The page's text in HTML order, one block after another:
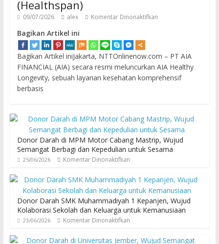
(Healthspan)
09/07/2026 alex Komentar Dinonaktifkan
Bagikan Artikel ini
Bagikan Artikel iniJakarta, NTTOnlinenow.com – PT AIA
FINANCIAL (AIA) secara resmi meluncurkan AIA Healthy
Longevity, sebuah layanan kesehatan komprehensif
berbasis
Donor Darah di MPM Motor Cabang Mastrip, Wujud
Semangat Berbagi dan Kepedulian untuk Sesama
25/06/2026 Komentar Dinonaktifkan
Donor Darah SMK Muhammadiyah 1 Kepanjen, Wujud
Kolaborasi Sekolah dan Keluarga untuk Kemanusiaan
23/06/2026 Komentar Dinonaktifkan